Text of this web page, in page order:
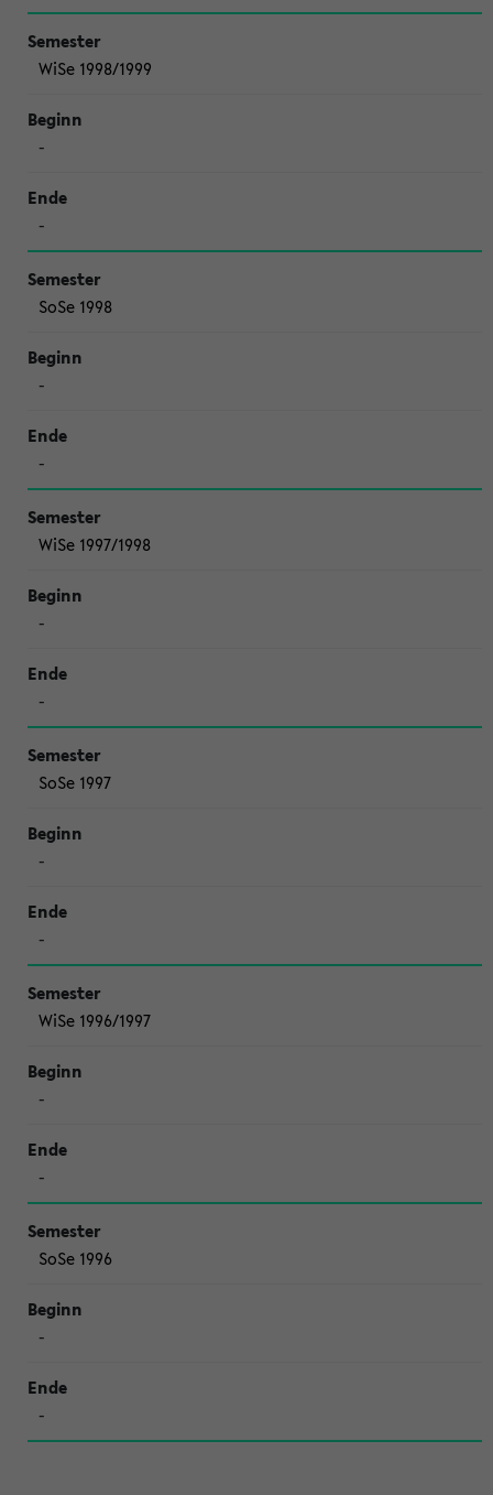
WiSe 1998/1999
-
-
SoSe 1998
-
-
WiSe 1997/1998
-
-
SoSe 1997
-
-
WiSe 1996/1997
-
-
SoSe 1996
-
-